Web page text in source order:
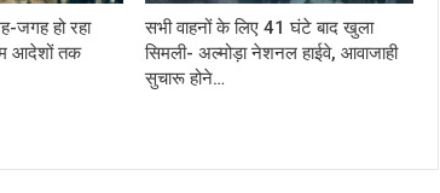
जगह हो रहा
आदेशों तक
सभी वाहनों के लिए 41 घंटे बाद खुला
सिमली- अल्मोड़ा नेशनल हाईवे, आवाजाही
सुचारू होने…